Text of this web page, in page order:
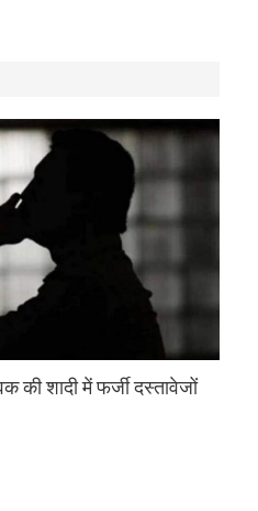
की शादी में फर्जी दस्तावेजों